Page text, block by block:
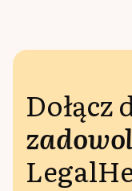
Dołącz